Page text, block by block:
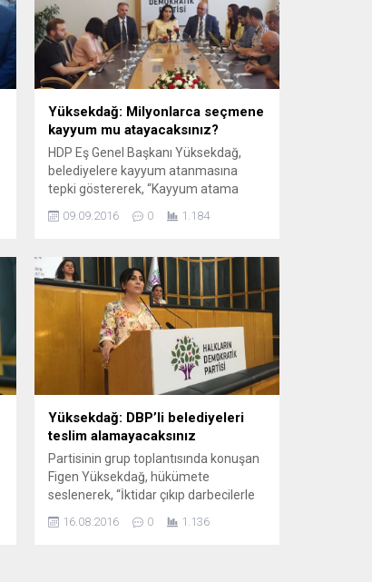
Partisi’nin (ESP) 3 . Olağan
Kongresi’nde konuştu. Aynı zamanda
ESP’nin kurucularından da olan
Yüksekdağ’ın,...
Yüksekdağ: Milyonlarca seçmene
kayyum mu atayacaksınız?
HDP Eş Genel Başkanı Yüksekdağ,
belediyelere kayyum atanmasına
tepki göstererek, “Kayyum atama
seçmene ne yapacaksınız. Her bir
atayacaksınız” dedi. Halkların
Demokratik Partisi (HDP) Eş Genel
Başkanı Figen Yüksekdağ, AB Yüksek
Temsilcisi Luisa Mogherini ve AB’nin
Genişlemeden Sorumlu Komiseri
Johannes Hahn ile...
09.09.2016 0 1.184
Yüksekdağ: DBP’li belediyeleri
teslim alamayacaksınız
Partisinin grup toplantısında konuşan
Figen Yüksekdağ, hükümete
seslenerek, “İktidar çıkıp darbecilerle
Orada burada ‘FETÖ’cü’ aramanıza
16.08.2016 0 1.136